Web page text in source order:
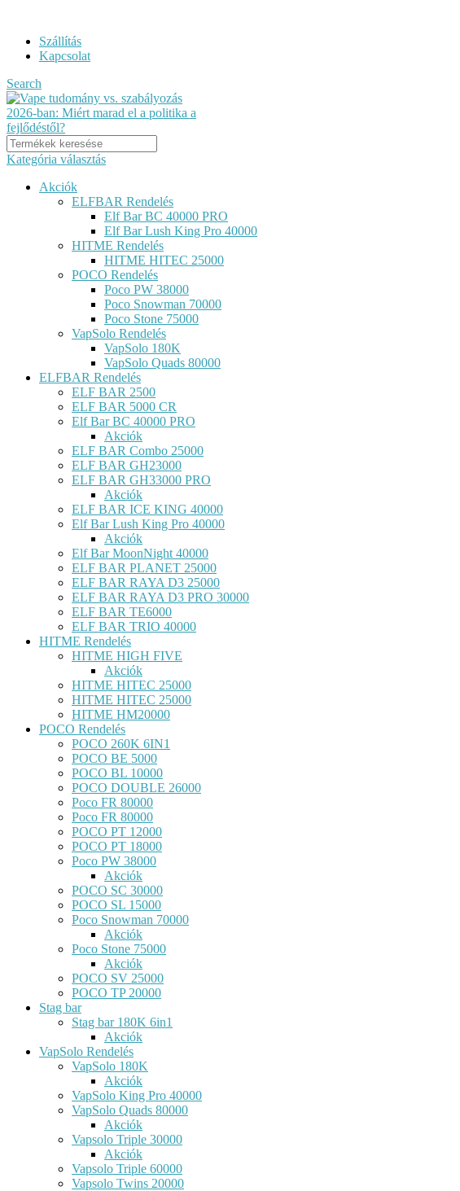
Szállítás
Kapcsolat
Search
Kategória választás
Akciók
ELFBAR Rendelés
Elf Bar BC 40000 PRO
Elf Bar Lush King Pro 40000
HITME Rendelés
HITME HITEC 25000
POCO Rendelés
Poco PW 38000
Poco Snowman 70000
Poco Stone 75000
VapSolo Rendelés
VapSolo 180K
VapSolo Quads 80000
ELFBAR Rendelés
ELF BAR 2500
ELF BAR 5000 CR
Elf Bar BC 40000 PRO
Akciók
ELF BAR Combo 25000
ELF BAR GH23000
ELF BAR GH33000 PRO
Akciók
ELF BAR ICE KING 40000
Elf Bar Lush King Pro 40000
Akciók
Elf Bar MoonNight 40000
ELF BAR PLANET 25000
ELF BAR RAYA D3 25000
ELF BAR RAYA D3 PRO 30000
ELF BAR TE6000
ELF BAR TRIO 40000
HITME Rendelés
HITME HIGH FIVE
Akciók
HITME HITEC 25000
HITME HITEC 25000
HITME HM20000
POCO Rendelés
POCO 260K 6IN1
POCO BE 5000
POCO BL 10000
POCO DOUBLE 26000
Poco FR 80000
Poco FR 80000
POCO PT 12000
POCO PT 18000
Poco PW 38000
Akciók
POCO SC 30000
POCO SL 15000
Poco Snowman 70000
Akciók
Poco Stone 75000
Akciók
POCO SV 25000
POCO TP 20000
Stag bar
Stag bar 180K 6in1
Akciók
VapSolo Rendelés
VapSolo 180K
Akciók
VapSolo King Pro 40000
VapSolo Quads 80000
Akciók
Vapsolo Triple 30000
Akciók
Vapsolo Triple 60000
Vapsolo Twins 20000